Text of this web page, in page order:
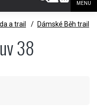
MENU
a trail / Dámské Běh trail
38